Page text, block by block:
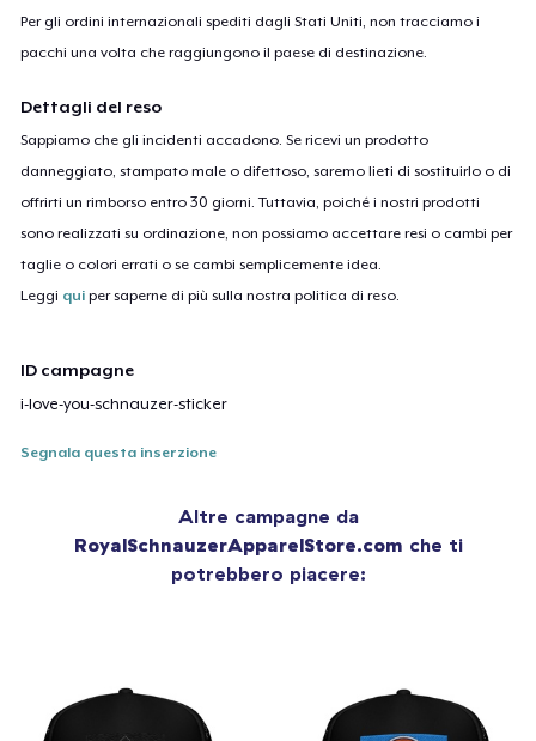
Per gli ordini internazionali spediti dagli Stati Uniti, non tracciamo i
pacchi una volta che raggiungono il paese di destinazione.
Dettagli del reso
Sappiamo che gli incidenti accadono. Se ricevi un prodotto
danneggiato, stampato male o difettoso, saremo lieti di sostituirlo o di
offrirti un rimborso entro 30 giorni. Tuttavia, poiché i nostri prodotti
sono realizzati su ordinazione, non possiamo accettare resi o cambi per
taglie o colori errati o se cambi semplicemente idea.
Leggi qui per saperne di più sulla nostra politica di reso.
ID campagne
i-love-you-schnauzer-sticker
Segnala questa inserzione
Altre campagne da
RoyalSchnauzerApparelStore.com che ti
potrebbero piacere: